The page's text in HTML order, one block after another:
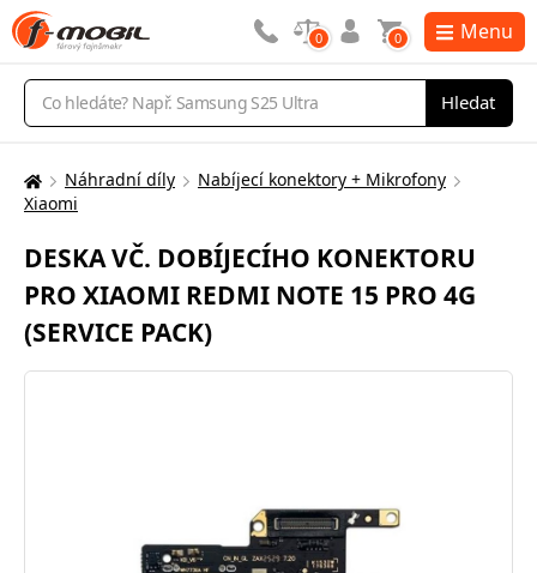
Vyhledávání
Hledat
0 0 Menu
Zde
nacházíte:
Náhradní díly
Nabíjecí konektory + Mikrofony
Xiaomi
DESKA VČ. DOBÍJECÍHO KONEKTORU
PRO XIAOMI REDMI NOTE 15 PRO 4G
(SERVICE PACK)